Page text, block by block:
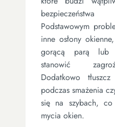
Podstawowym
inne osłony
gorącą parą lub
stanowić
Dodatkowo
podczas smażenia
się na szybach, co
mycia okien.